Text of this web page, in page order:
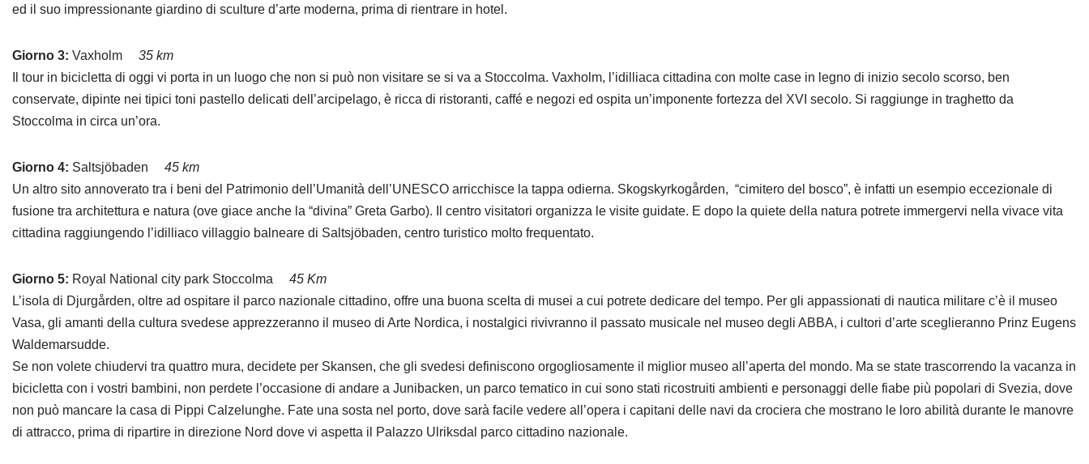
ed il suo impressionante giardino di sculture d’arte moderna, prima di rientrare in hotel.
Giorno 3: Vaxholm 35 km
Il tour in bicicletta di oggi vi porta in un luogo che non si può non visitare se si va a Stoccolma. Vaxholm, l’idilliaca cittadina con molte case in legno di inizio secolo scorso, ben
conservate, dipinte nei tipici toni pastello delicati dell’arcipelago, è ricca di ristoranti, caffé e negozi ed ospita un’imponente fortezza del XVI secolo. Si raggiunge in traghetto da
Stoccolma in circa un’ora.
Giorno 4: Saltsjöbaden 45 km
Un altro sito annoverato tra i beni del Patrimonio dell’Umanità dell’UNESCO arricchisce la tappa odierna. Skogskyrkogården, “cimitero del bosco”, è infatti un esempio eccezionale di
fusione tra architettura e natura (ove giace anche la “divina” Greta Garbo). Il centro visitatori organizza le visite guidate. E dopo la quiete della natura potrete immergervi nella vivace vita
cittadina raggiungendo l’idilliaco villaggio balneare di Saltsjöbaden, centro turistico molto frequentato.
Giorno 5: Royal National city park Stoccolma 45 Km
L’isola di Djurgården, oltre ad ospitare il parco nazionale cittadino, offre una buona scelta di musei a cui potrete dedicare del tempo. Per gli appassionati di nautica militare c’è il museo
Vasa, gli amanti della cultura svedese apprezzeranno il museo di Arte Nordica, i nostalgici rivivranno il passato musicale nel museo degli ABBA, i cultori d’arte sceglieranno Prinz Eugens
Waldemarsudde.
Se non volete chiudervi tra quattro mura, decidete per Skansen, che gli svedesi definiscono orgogliosamente il miglior museo all’aperta del mondo. Ma se state trascorrendo la vacanza in
bicicletta con i vostri bambini, non perdete l’occasione di andare a Junibacken, un parco tematico in cui sono stati ricostruiti ambienti e personaggi delle fiabe più popolari di Svezia, dove
non può mancare la casa di Pippi Calzelunghe. Fate una sosta nel porto, dove sarà facile vedere all’opera i capitani delle navi da crociera che mostrano le loro abilità durante le manovre
di attracco, prima di ripartire in direzione Nord dove vi aspetta il Palazzo Ulriksdal parco cittadino nazionale.